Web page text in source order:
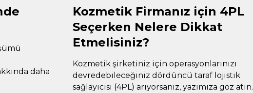
daha
Kozmetik Firmanız için 4PL
Seçerken Nelere Dikkat
Etmelisiniz?
Kozmetik şirketiniz için operasyonlarınızı
devredebileceğiniz dördüncü taraf lojistik
sağlayıcısı (4PL) arıyorsanız, yazımıza göz atın.